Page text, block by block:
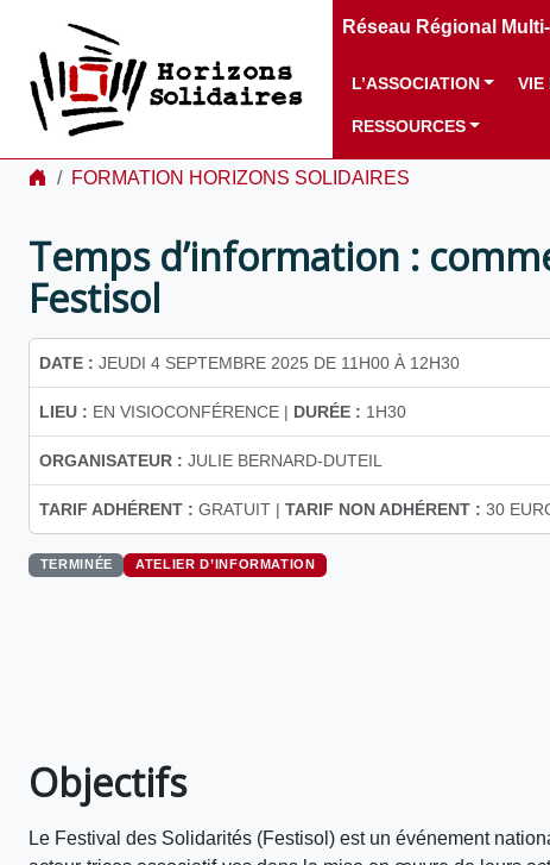
Réseau Régional
L’ASSOCIATION VIE
RESSOURCES
FORMATION HORIZONS SOLIDAIRES
Temps d’information :
Festisol
DATE : JEUDI 4 SEPTEMBRE 2025 DE 11H00 À 12H30
LIEU : EN VISIOCONFÉRENCE | DURÉE : 1H30
ORGANISATEUR : JULIE BERNARD-DUTEIL
TARIF ADHÉRENT : GRATUIT | TARIF NON ADHÉRENT : 30
TERMINÉE ATELIER D’INFORMATION
Objectifs
Le Festival des Solidarités (Festisol) est un événement